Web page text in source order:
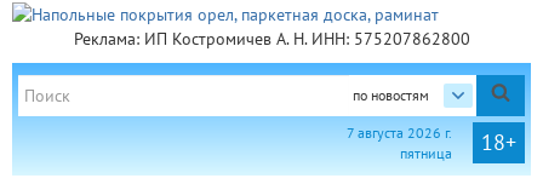
Реклама: ИП Костромичев А. Н. ИНН: 575207862800
по новостям
18+
7 августа 2026 г.
пятница